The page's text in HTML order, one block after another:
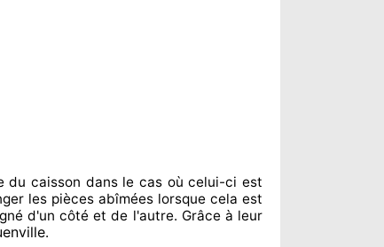
du caisson dans le cas où celui-ci est
les pièces abîméeslorsque cela est
d'un côté et de l'autre. Grâce à leur
.